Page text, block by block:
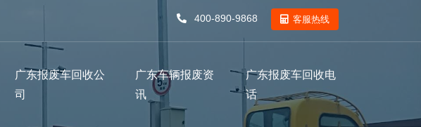
400-890-9868 客服热线
广东报废车回收公
司
广东车辆报废资
讯
广东报废车回收电
话